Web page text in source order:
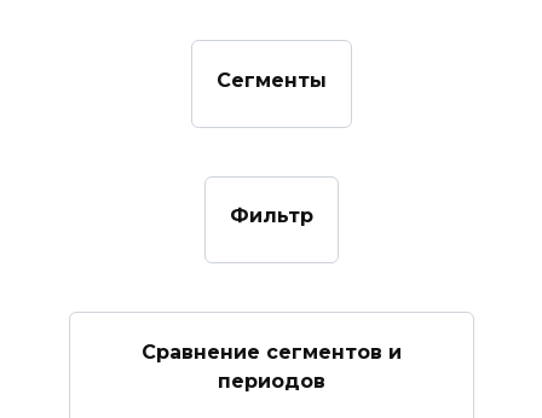
Сегменты
Фильтр
Сравнение сегментов и
периодов